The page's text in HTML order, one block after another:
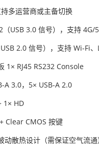
多运营商或主备切换
USB 3.0 信号），支持 4G/
2.0 信号），支持 Wi-Fi、
1× RJ45 RS232 Console
A 3.0，5× USB-A 2.0
1× HD
Clear CMOS 按键
动散热设计（需保证空气流通